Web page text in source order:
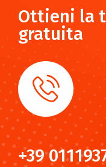
Ottieni la
gratuita
+39